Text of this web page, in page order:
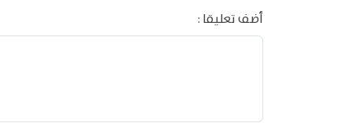
أضف تعليقا :